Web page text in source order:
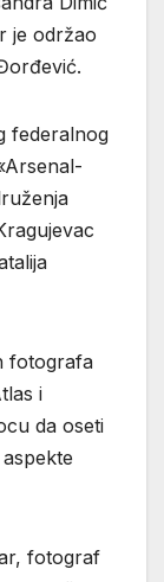
je održao
federalnog
fotografa
i
da oseti
fotograf